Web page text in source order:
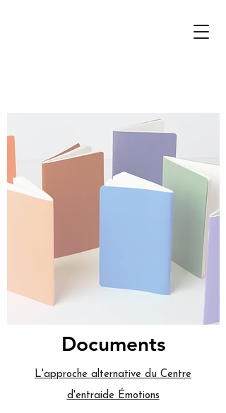
Documents
L'approche alternative du Centre
d'entraide Émotions